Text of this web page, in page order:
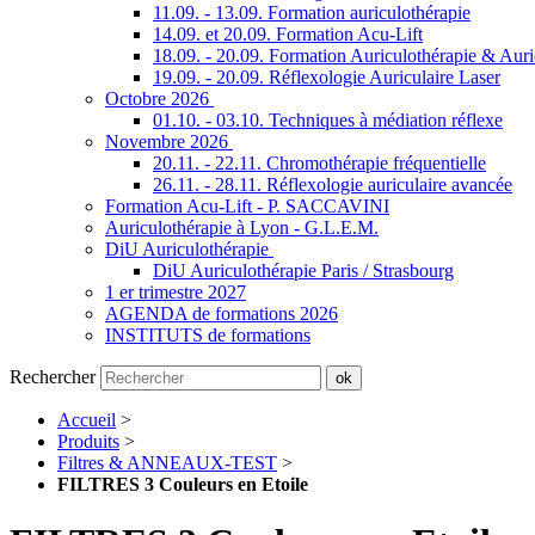
11.09. - 13.09. Formation auriculothérapie
14.09. et 20.09. Formation Acu-Lift
18.09. - 20.09. Formation Auriculothérapie &
19.09. - 20.09. Réflexologie Auriculaire Laser
Octobre 2026
01.10. - 03.10. Techniques à médiation réflexe
Novembre 2026
20.11. - 22.11. Chromothérapie fréquentielle
26.11. - 28.11. Réflexologie auriculaire avancée
Formation Acu-Lift - P. SACCAVINI
Auriculothérapie à Lyon - G.L.E.M.
DiU Auriculothérapie
DiU Auriculothérapie Paris / Strasbourg
1 er trimestre 2027
AGENDA de formations 2026
INSTITUTS de formations
Rechercher ok
Accueil >
Produits >
Filtres & ANNEAUX-TEST >
FILTRES 3 Couleurs en Etoile